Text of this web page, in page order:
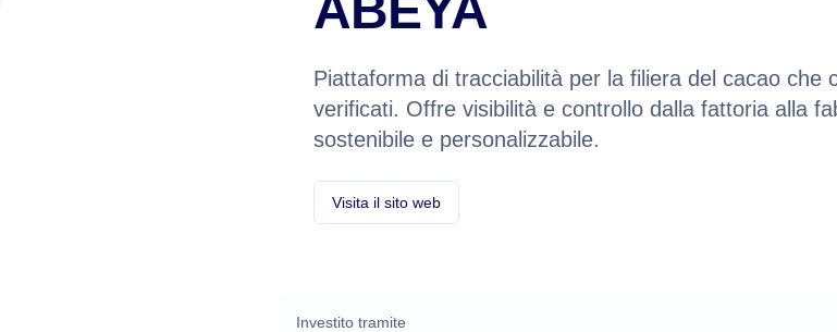
Piattaforma di tracciabilità per la filiera del cacao che
verificati. Offre visibilità e controllo dalla fattoria alla
sostenibile e personalizzabile.
Visita il sito web
Investito tramite